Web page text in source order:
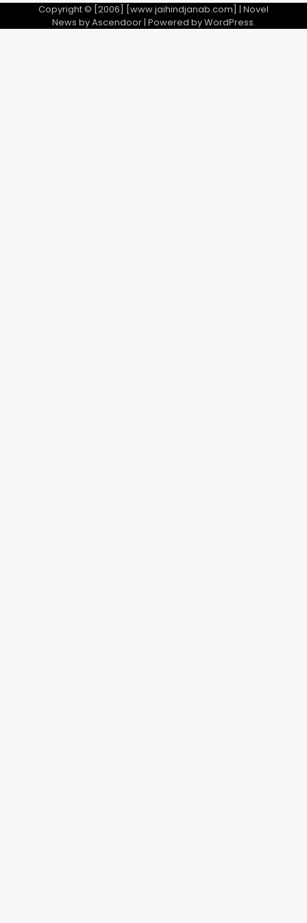
Copyright © [2006] [www.jaihindjanab.com] | Novel
News byAscendoor| Powered byWordPress.